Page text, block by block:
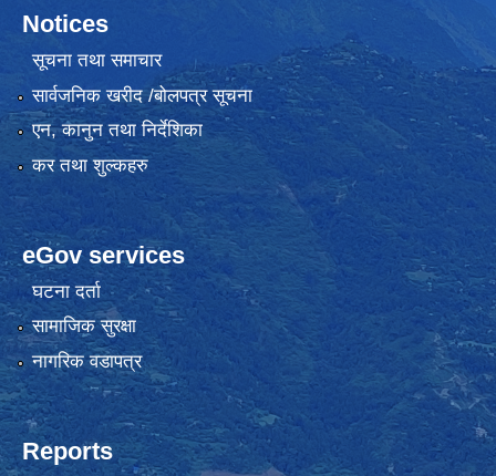
Notices
सूचना तथा समाचार
सार्वजनिक खरीद /बोलपत्र सूचना
एन, कानुन तथा निर्देशिका
कर तथा शुल्कहरु
eGov services
घटना दर्ता
सामाजिक सुरक्षा
नागरिक वडापत्र
Reports